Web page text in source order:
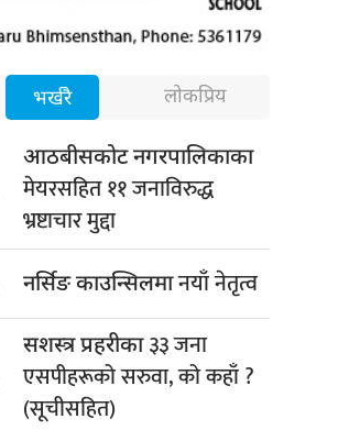
भर्खरै लोकप्रिय
आठबीसकोट नगरपालिकाका
मेयरसहित ११ जनाविरुद्ध
भ्रष्टाचार मुद्दा
नर्सिङ काउन्सिलमानयाँ नेतृत्व
सशस्त्र प्रहरीका३३ जना
एसपीहरूको सरुवा, को कहाँ ?
(सूचीसहित)